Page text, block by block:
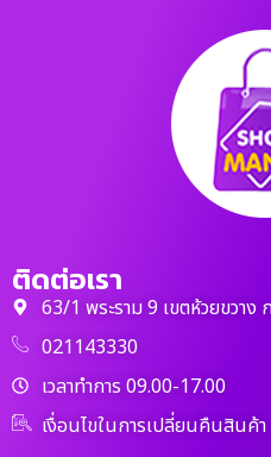
ติดต่อเรา
63/1 พระราม 9 เขตห้วยขวาง
021143330
เวลาทำการ 09.00-17.00
เงื่อนไขในการเปลี่ยนคืนสินค้า